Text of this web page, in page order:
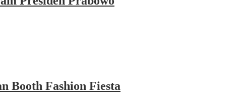
Booth Fashion Fiesta